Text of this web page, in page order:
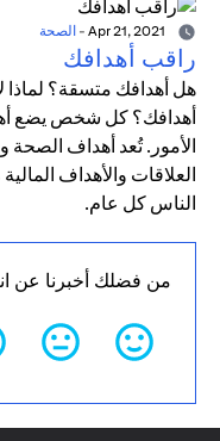
- الصحة
راقب أهدافك
هل أهدافك متسقة؟ لماذا
أهدافك؟ كل شخص يضع
الأمور. تُعد أهداف الصحة
العلاقات والأهداف
الناس كل عام.
من فضلك أخبرنا عن